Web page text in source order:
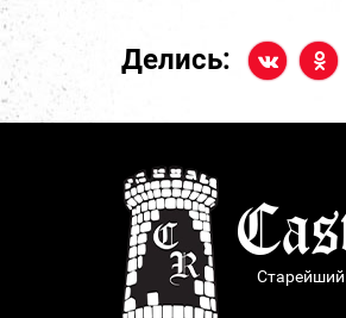
Делись: